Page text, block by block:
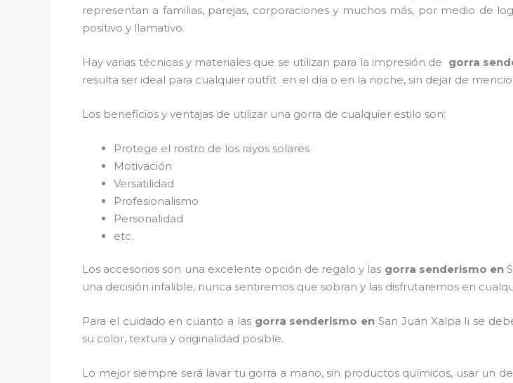
representan a familias, parejas, corporaciones y muchos más, por medio de
positivo y llamativo.
Hay varias técnicas y materiales que se utilizan para la impresión de gorra
resulta ser ideal para cualquier outfit en el día o en la noche, sin dejar de
Los beneficios y ventajas de utilizar una gorra de cualquier estilo son:
Protege el rostro de los rayos solares
Motivación
Versatilidad
Profesionalismo
Personalidad
etc.
Los accesorios son una excelente opción de regalo y las gorra senderismo en
una decisión infalible, nunca sentiremos que sobran y las disfrutaremos en
Para el cuidado en cuanto a las gorra senderismo en San Juan Xalpa Ii se
su color, textura y originalidad posible.
Lo mejor siempre será lavar tu gorra a mano, sin productos químicos, usar un